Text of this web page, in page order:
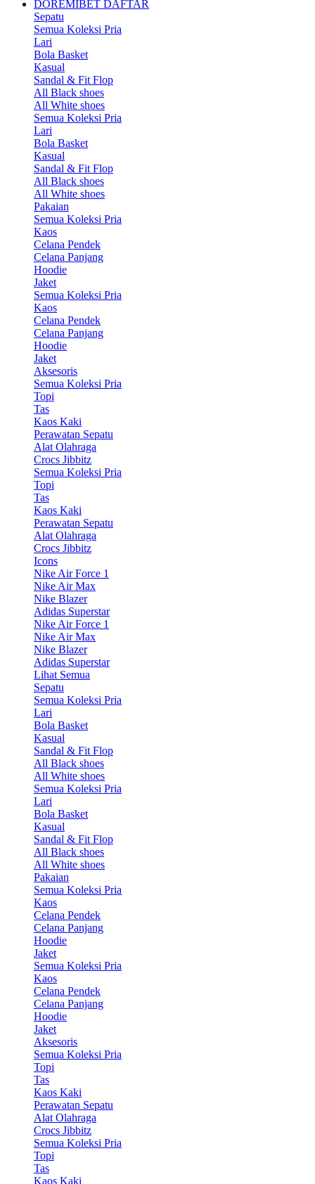
DOREMIBET DAFTAR
Sepatu
Semua Koleksi Pria
Lari
Bola Basket
Kasual
Sandal & Fit Flop
All Black shoes
All White shoes
Semua Koleksi Pria
Lari
Bola Basket
Kasual
Sandal & Fit Flop
All Black shoes
All White shoes
Pakaian
Semua Koleksi Pria
Kaos
Celana Pendek
Celana Panjang
Hoodie
Jaket
Semua Koleksi Pria
Kaos
Celana Pendek
Celana Panjang
Hoodie
Jaket
Aksesoris
Semua Koleksi Pria
Topi
Tas
Kaos Kaki
Perawatan Sepatu
Alat Olahraga
Crocs Jibbitz
Semua Koleksi Pria
Topi
Tas
Kaos Kaki
Perawatan Sepatu
Alat Olahraga
Crocs Jibbitz
Icons
Nike Air Force 1
Nike Air Max
Nike Blazer
Adidas Superstar
Nike Air Force 1
Nike Air Max
Nike Blazer
Adidas Superstar
Lihat Semua
Sepatu
Semua Koleksi Pria
Lari
Bola Basket
Kasual
Sandal & Fit Flop
All Black shoes
All White shoes
Semua Koleksi Pria
Lari
Bola Basket
Kasual
Sandal & Fit Flop
All Black shoes
All White shoes
Pakaian
Semua Koleksi Pria
Kaos
Celana Pendek
Celana Panjang
Hoodie
Jaket
Semua Koleksi Pria
Kaos
Celana Pendek
Celana Panjang
Hoodie
Jaket
Aksesoris
Semua Koleksi Pria
Topi
Tas
Kaos Kaki
Perawatan Sepatu
Alat Olahraga
Crocs Jibbitz
Semua Koleksi Pria
Topi
Tas
Kaos Kaki